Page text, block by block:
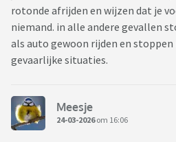
rotonde afrijden en wijzen dat je
niemand. in alle andere gevallen
als auto gewoon rijden en
gevaarlijke situaties.
Meesje
24-03-2026om 16:06